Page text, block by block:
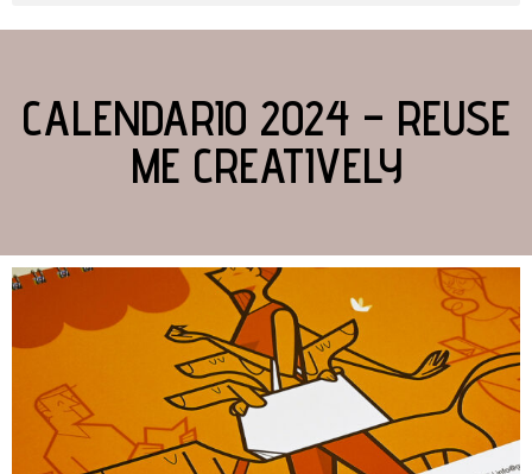
CALENDARIO 2024 – REUSE
ME CREATIVELY